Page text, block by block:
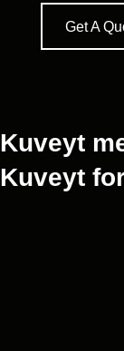
Get A
Kuveyt
Kuveyt